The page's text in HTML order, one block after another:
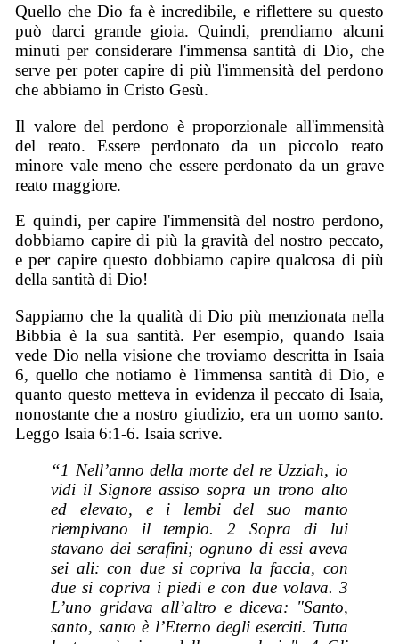
Quello che Dio fa è incredibile, e riflettere su questo
può darci grande gioia. Quindi, prendiamo alcuni
minuti per considerare l'immensa santità di Dio, che
serve per poter capire di più l'immensità del perdono
che abbiamo in Cristo Gesù.
Il valore del perdono è proporzionale all'immensità
del reato. Essere perdonato da un piccolo reato
minore vale meno che essere perdonato da un grave
reato maggiore.
E quindi, per capire l'immensità del nostro perdono,
dobbiamo capire di più la gravità del nostro peccato,
e per capire questo dobbiamo capire qualcosa di più
della santità di Dio!
Sappiamo che la qualità di Dio più menzionata nella
Bibbia è la sua santità. Per esempio, quando Isaia
vede Dio nella visione che troviamo descritta in Isaia
6, quello che notiamo è l'immensa santità di Dio, e
quanto questo metteva in evidenza il peccato di Isaia,
nonostante che a nostro giudizio, era un uomo santo.
Leggo Isaia 6:1-6. Isaia scrive.
“1 Nell’anno della morte del re Uzziah, io
vidi il Signore assiso sopra un trono alto
ed elevato, e i lembi del suo manto
riempivano il tempio. 2 Sopra di lui
stavano dei serafini; ognuno di essi aveva
sei ali: con due si copriva la faccia, con
due si copriva i piedi e con due volava. 3
L’uno gridava all’altro e diceva: "Santo,
santo, santo è l’Eterno degli eserciti. Tutta